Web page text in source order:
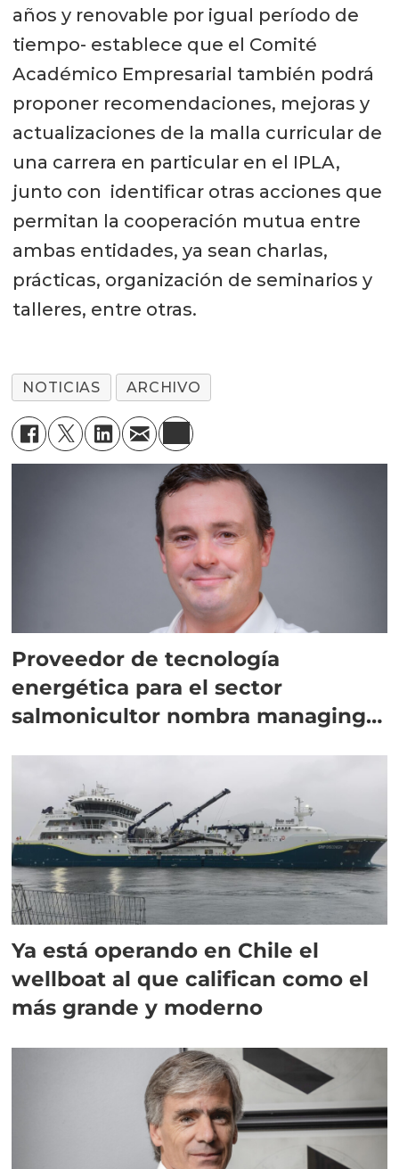
años y renovable por igual período de
tiempo- establece que el Comité
Académico Empresarial también podrá
proponer recomendaciones, mejoras y
actualizaciones de la malla curricular de
una carrera en particular en el IPLA,
junto con identificar otras acciones que
permitan la cooperación mutua entre
ambas entidades, ya sean charlas,
prácticas, organización de seminarios y
talleres, entre otras.
NOTICIAS ARCHIVO
Proveedor de tecnología
energética para el sector
salmonicultor nombra managing
Ya está operando en Chile el
wellboat al que califican como el
más grande y moderno